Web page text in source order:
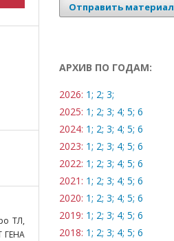
ТЛ,
ГЕНА
Отправить материал
АРХИВ ПО ГОДАМ:
2026: 1; 2; 3;
2025: 1; 2; 3; 4; 5; 6
2024: 1; 2; 3; 4; 5; 6
2023: 1; 2; 3; 4; 5; 6
2022: 1; 2; 3; 4; 5; 6
2021: 1; 2; 3; 4; 5; 6
2020: 1; 2; 3; 4; 5; 6
2019: 1; 2; 3; 4; 5; 6
2018: 1; 2; 3; 4; 5; 6